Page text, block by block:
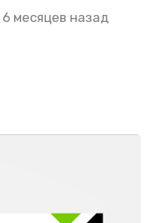
месяцев назад